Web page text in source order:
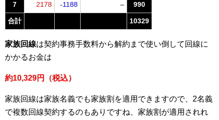
7 2178 -1188 – 990
合計 10329
家族回線は契約事務手数料から解約まで使い倒して回線に
かかるお金は
約10,329円（税込）
家族回線は家族名義でも家族割を適用できますので、2名義
で複数回線契約するのもありですね、家族割が適用されれ